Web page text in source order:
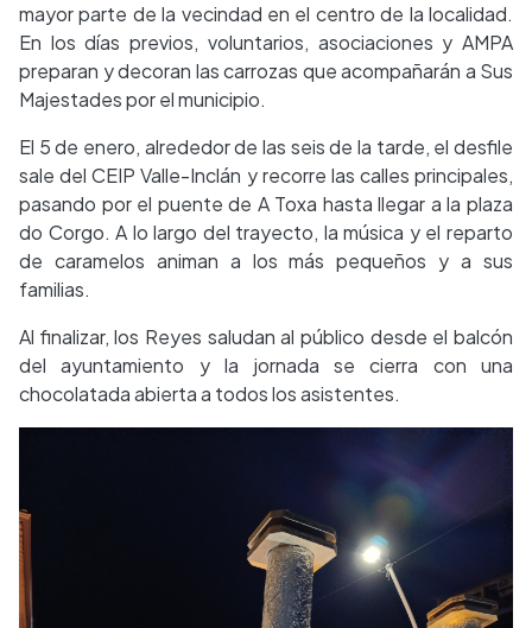
mayor parte de la vecindad en el centro de la localidad.
En los días previos, voluntarios, asociaciones y AMPA
preparan y decoran las carrozas que acompañarán a Sus
Majestades por el municipio.
El 5 de enero, alrededor de las seis de la tarde, el desfile
sale del CEIP Valle-Inclán y recorre las calles principales,
pasando por el puente de A Toxa hasta llegar a la plaza
do Corgo. A lo largo del trayecto, la música y el reparto
de caramelos animan a los más pequeños y a sus
familias.
Al finalizar, los Reyes saludan al público desde el balcón
del ayuntamiento y la jornada se cierra con una
chocolatada abierta a todos los asistentes.